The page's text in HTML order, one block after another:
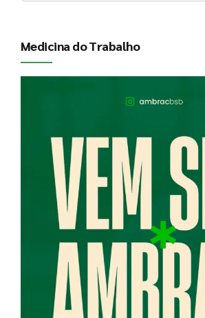
Medicina do Trabalho